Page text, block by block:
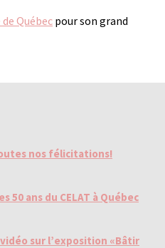
Québecpour son grand
nos félicitations!
50 ans du CELAT à Québec
sur l’exposition «Bâtir